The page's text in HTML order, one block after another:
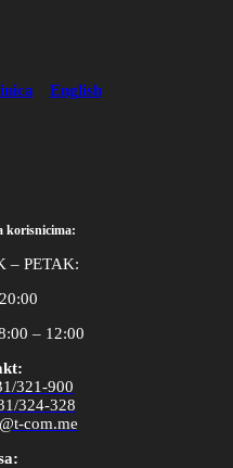
English
korisnicima:
– PETAK:
– 12:00
321-900
324-328
@t-com.me